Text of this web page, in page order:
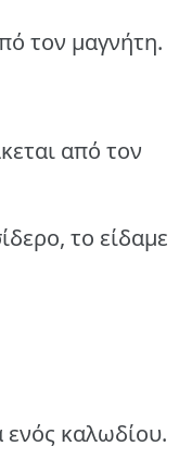
τον μαγνήτη.
από τον
το είδαμε
ενός καλωδίου.